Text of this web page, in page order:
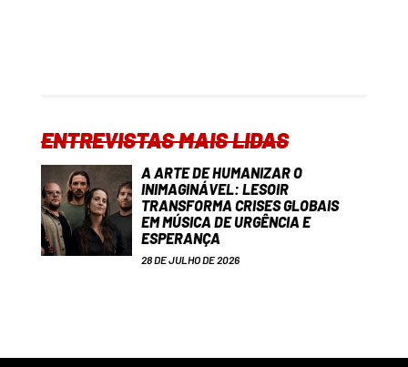
ENTREVISTAS MAIS LIDAS
A ARTE DE HUMANIZAR O
INIMAGINÁVEL: LESOIR
TRANSFORMA CRISES GLOBAIS
EM MÚSICA DE URGÊNCIA E
ESPERANÇA
28 DE JULHO DE 2026